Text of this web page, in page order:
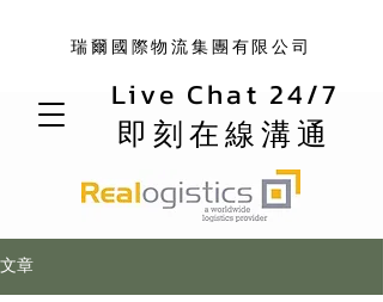
Live Chat 24/7
即刻在線溝通
瑞爾國際物流集團有限公司
文章